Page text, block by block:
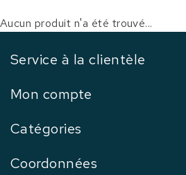
Aucun produit n'a été trouvé...
Service à la clientèle
Mon compte
Catégories
Coordonnées